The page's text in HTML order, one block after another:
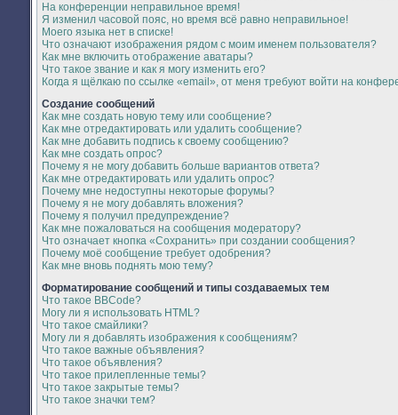
На конференции неправильное время!
Я изменил часовой пояс, но время всё равно неправильное!
Моего языка нет в списке!
Что означают изображения рядом с моим именем пользователя?
Как мне включить отображение аватары?
Что такое звание и как я могу изменить его?
Когда я щёлкаю по ссылке «email», от меня требуют войти на
Создание сообщений
Как мне создать новую тему или сообщение?
Как мне отредактировать или удалить сообщение?
Как мне добавить подпись к своему сообщению?
Как мне создать опрос?
Почему я не могу добавить больше вариантов ответа?
Как мне отредактировать или удалить опрос?
Почему мне недоступны некоторые форумы?
Почему я не могу добавлять вложения?
Почему я получил предупреждение?
Как мне пожаловаться на сообщения модератору?
Что означает кнопка «Сохранить» при создании сообщения?
Почему моё сообщение требует одобрения?
Как мне вновь поднять мою тему?
Форматирование сообщений и типы создаваемых тем
Что такое BBCode?
Могу ли я использовать HTML?
Что такое смайлики?
Могу ли я добавлять изображения к сообщениям?
Что такое важные объявления?
Что такое объявления?
Что такое прилепленные темы?
Что такое закрытые темы?
Что такое значки тем?